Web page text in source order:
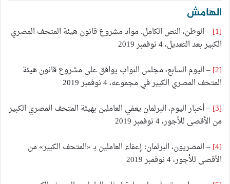
الهامش
[1] – الوطن، النص الكامل. مواد مشروع قانون هيئة المتحف المصري
الكبير بعد التعديل، 4 نوفمبر 2019
[2] – اليوم السابع، مجلس النواب يوافق على مشروع قانون هيئة
المتحف المصري الكبير في مجموعه، 4 نوفمبر 2019
[3] – أخبار اليوم، البرلمان يعفي العاملين بهيئة المتحف المصري الكبير
من الأقصى للأجور، 4 نوفمبر 2019
[4] – المصريون، البرلمان: إعفاء العاملين بـ «المتحف الكبير» من
الأقصى للأجور، 4 نوفمبر 2019